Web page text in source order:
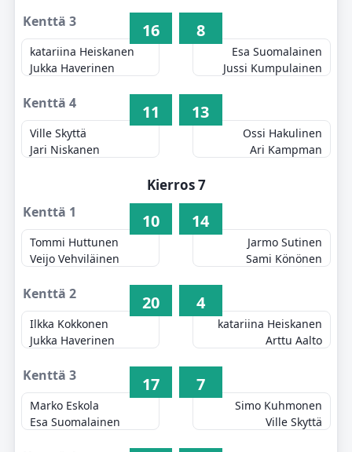
Kenttä 3
katariina Heiskanen
Jukka Haverinen
16 8
Esa Suomalainen
Jussi Kumpulainen
Kenttä 4
Ville Skyttä
Jari Niskanen
11 13
Ossi Hakulinen
Ari Kampman
Kierros 7
Kenttä 1
Tommi Huttunen
Veijo Vehviläinen
10 14
Jarmo Sutinen
Sami Könönen
Kenttä 2
Ilkka Kokkonen
Jukka Haverinen
20 4
katariina Heiskanen
Arttu Aalto
Kenttä 3
Marko Eskola
Esa Suomalainen
17 7
Simo Kuhmonen
Ville Skyttä